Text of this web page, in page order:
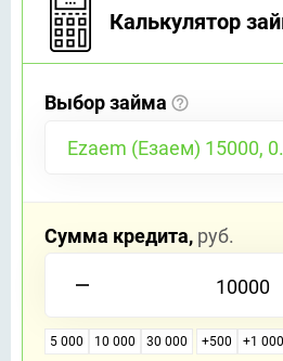
Калькулятор
Выбор займа
Сумма кредита, руб.
5 000 10 000 30 000 +500 +1 000